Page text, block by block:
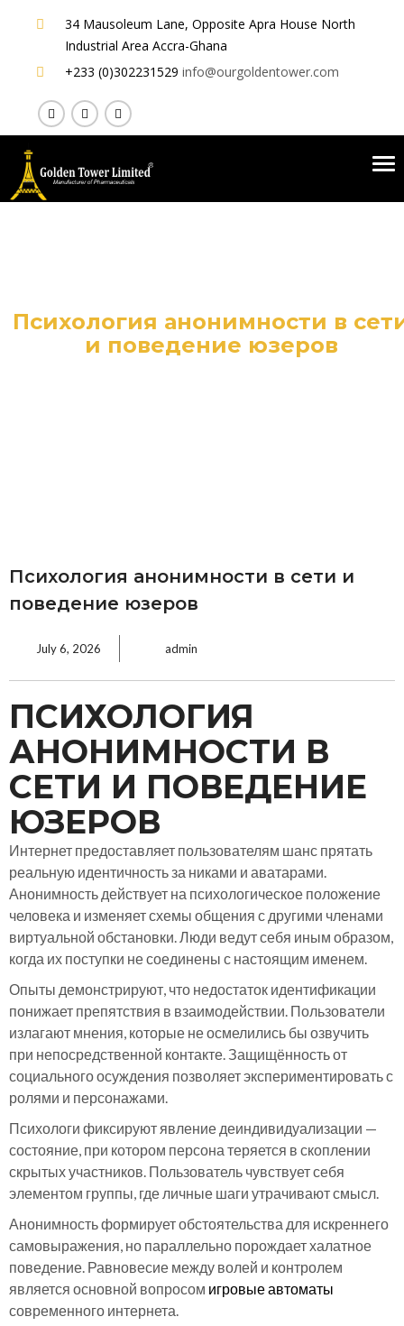
34 Mausoleum Lane, Opposite Apra House North
Industrial Area Accra-Ghana
+233 (0)302231529 info@ourgoldentower.com
Психология анонимности в
и поведение юзеров
Психология анонимности в сети и
поведение юзеров
July 6, 2026 admin
ПСИХОЛОГИЯ
АНОНИМНОСТИ В
СЕТИ И ПОВЕДЕНИЕ
ЮЗЕРОВ
Интернет предоставляет пользователям шанс прятать
реальную идентичность за никами и аватарами.
Анонимность действует на психологическое положение
человека и изменяет схемы общения с другими членами
виртуальной обстановки. Люди ведут себя иным образом,
когда их поступки не соединены с настоящим именем.
Опыты демонстрируют, что недостаток идентификации
понижает препятствия в взаимодействии. Пользователи
излагают мнения, которые не осмелились бы озвучить
при непосредственной контакте. Защищённость от
социального осуждения позволяет экспериментировать с
ролями и персонажами.
Психологи фиксируют явление деиндивидуализации —
состояние, при котором персона теряется в скоплении
скрытых участников. Пользователь чувствует себя
элементом группы, где личные шаги утрачивают смысл.
Анонимность формирует обстоятельства для искреннего
самовыражения, но параллельно порождает халатное
поведение. Равновесие между волей и контролем
является основной вопросом игровые автоматы
современного интернета.